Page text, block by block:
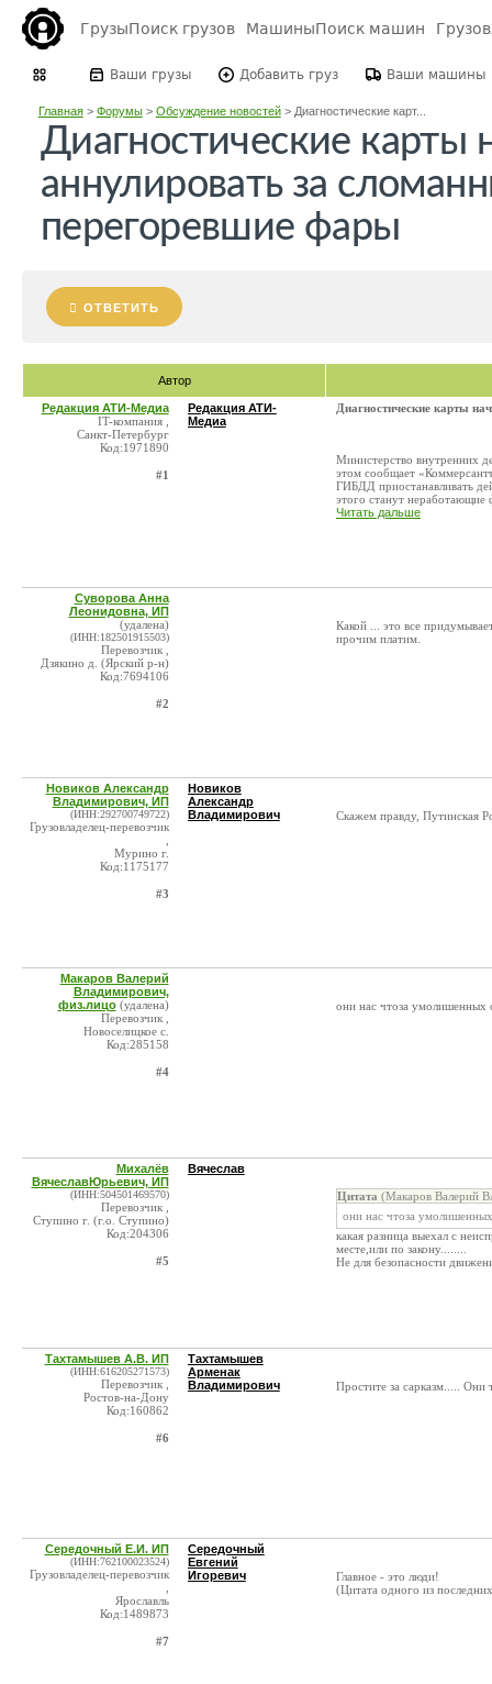
ГрузыПоиск грузов МашиныПоиск машин
Ваши грузы Добавить груз Ваши машины
Главная> Форумы> Обсуждение новостей> Диагностические карт...
Диагностические карты
аннулировать за
перегоревшие фары
ОТВЕТИТЬ
Автор
Редакция АТИ-Медиа
IT-компания ,
Санкт-Петербург
Код:1971890
#1
Редакция АТИ-
Медиа
Диагностические карты
Министерство внутренних
этом сообщает
ГИБДД приостанавливать
этого станут неработающие
Читать дальше
Суворова Анна
Леонидовна, ИП
(удалена)
(ИНН:182501915503)
Перевозчик ,
Дзякино д. (Ярский р-н)
Код:7694106
#2
Какой ... это все
прочим платим.
Новиков Александр
Владимирович, ИП
(ИНН:292700749722)
Грузовладелец-перевозчик
Мурино г.
Код:1175177
#3
Новиков
Александр
Владимирович
Скажем правду, Путинская
Макаров Валерий
Владимирович,
физ.лицо (удалена)
Перевозчик ,
Новоселицкое с.
Код:285158
#4
они нас чтоза умолишенных
Михалёв
ВячеславЮрьевич, ИП
(ИНН:504501469570)
Перевозчик ,
Ступино г. (г.о. Ступино)
Код:204306
#5
Вячеслав
Цитата (Макаров Валерий
они нас чтоза
какая разница выехал с
месте,или по закону........
Не для безопасности
Тахтамышев А.В. ИП
(ИНН:616205271573)
Перевозчик ,
Ростов-на-Дону
Код:160862
#6
Тахтамышев
Арменак
Владимирович
Простите за сарказм..... Они
Середочный Е.И. ИП
(ИНН:762100023524)
Грузовладелец-перевозчик
Ярославль
Код:1489873
#7
Середочный
Евгений
Игоревич
Главное - это люди!
(Цитата одного из